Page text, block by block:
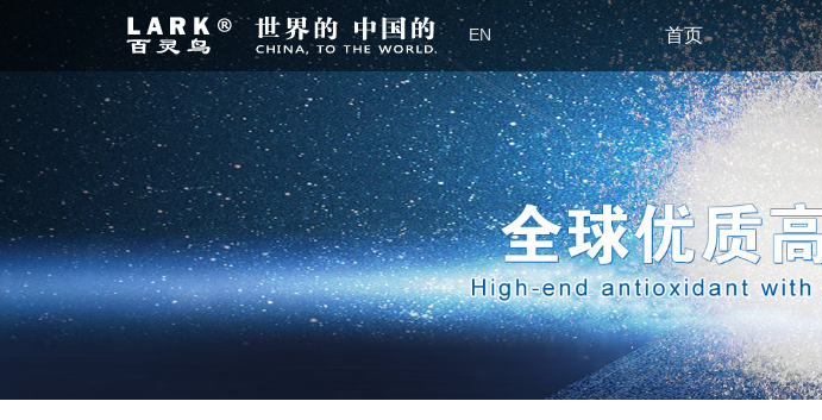
EN 首页